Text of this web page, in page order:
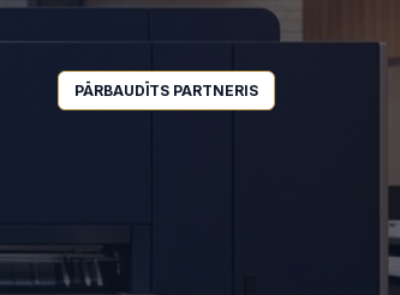
PĀRBAUDĪTS PARTNERIS